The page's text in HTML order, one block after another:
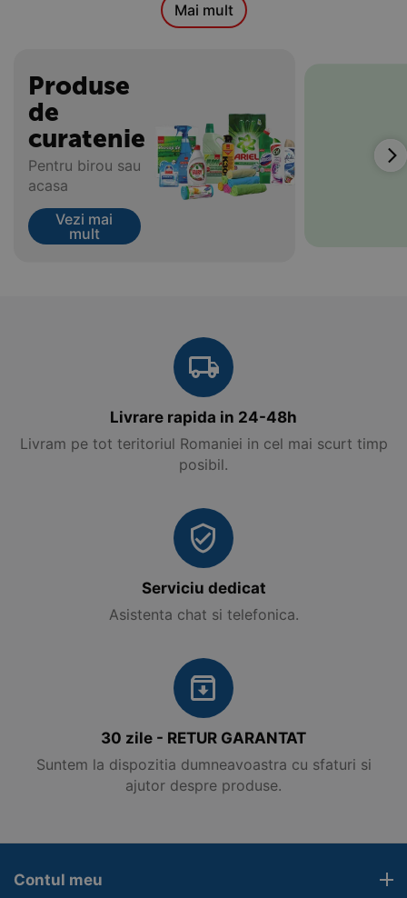
Mai mult
Produse
de
curatenie
Pentru birou sau
acasa
Vezi mai
mult
Livrare rapida in 24-48h
Livram pe tot teritoriul Romaniei in cel mai scurt timp
posibil.
Serviciu dedicat
Asistenta chat si telefonica.
30 zile - RETUR GARANTAT
Suntem la dispozitia dumneavoastra cu sfaturi si
ajutor despre produse.
Contul meu